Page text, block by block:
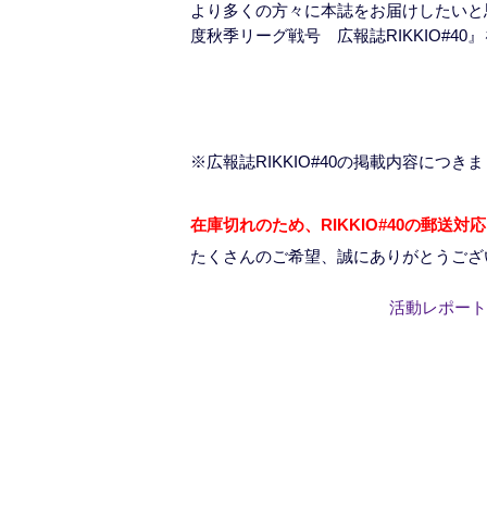
より多くの方々に本誌をお届けしたい
度秋季リーグ戦号 広報誌RIKKIO#40
※広報誌RIKKIO#40の掲載内容につき
在庫切れのため、RIKKIO#40の郵送対
たくさんのご希望、誠にありがとうご
活動レポー